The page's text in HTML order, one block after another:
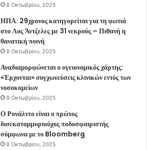
8 Οκτωβρίου, 2025
ΗΠΑ: 29χρονος κατηγορείται για τη φωτιά
στο Λος Άντζελες με 31 νεκρούς – Πιθανή η
θανατική ποινή
8 Οκτωβρίου, 2025
Αναδιαμορφώνεται ο υγειονομικός χάρτης:
«Έρχονται» συγχωνεύσεις κλινικών εντός των
νοσοκομείων
9 Οκτωβρίου, 2025
Ο Ρονάλντο είναι ο πρώτος
δισεκατομμυριούχος ποδοσφαιριστής
σύμφωνα με το Bloomberg
8 Οκτωβρίου, 2025